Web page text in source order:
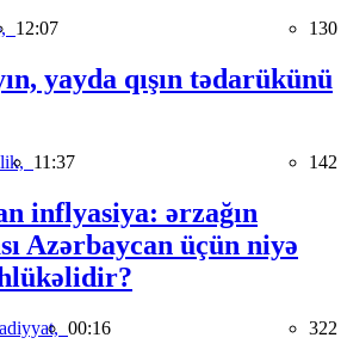
12:07 130
yayda qışın tədarükünü
11:37 142
inflyasiya: ərzağın
Azərbaycan üçün niyə
00:16 322